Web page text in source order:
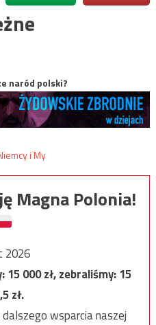
naród polski?
Magna Polonia!
2026
15 000zł, zebraliśmy:15
zł.
wsparcia naszej